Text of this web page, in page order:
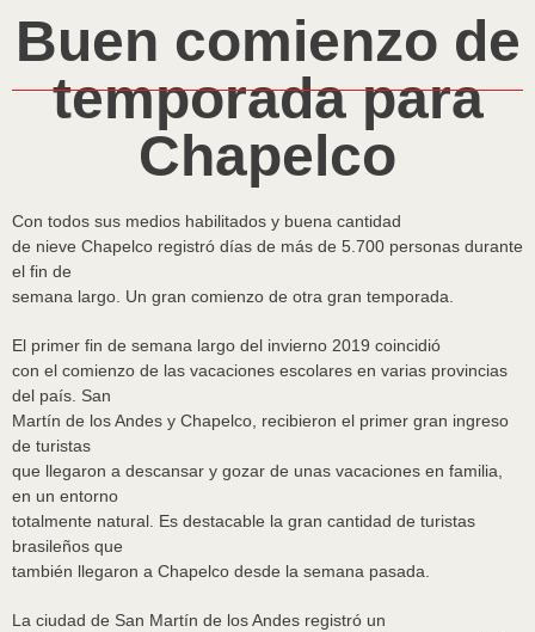
Buen comienzo de
temporada para
Chapelco
Con todos sus medios habilitados y buena cantidad
de nieve Chapelco registró días de más de 5.700 personas durante
el fin de
semana largo. Un gran comienzo de otra gran temporada.
El primer fin de semana largo del invierno 2019 coincidió
con el comienzo de las vacaciones escolares en varias provincias
del país. San
Martín de los Andes y Chapelco, recibieron el primer gran ingreso
de turistas
que llegaron a descansar y gozar de unas vacaciones en familia,
en un entorno
totalmente natural. Es destacable la gran cantidad de turistas
brasileños que
también llegaron a Chapelco desde la semana pasada.
La ciudad de San Martín de los Andes registró un